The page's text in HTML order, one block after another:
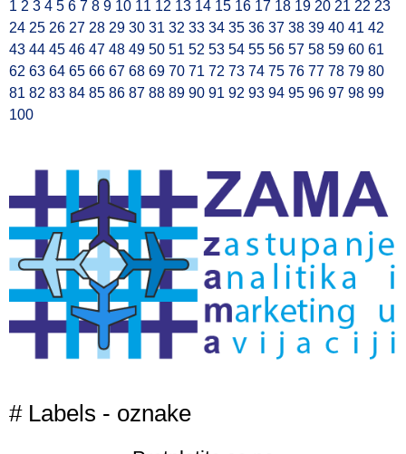
1 2 3 4 5 6 7 8 9 10 11 12 13 14 15 16 17 18 19 20 21 22 23
24 25 26 27 28 29 30 31 32 33 34 35 36 37 38 39 40 41 42
43 44 45 46 47 48 49 50 51 52 53 54 55 56 57 58 59 60 61
62 63 64 65 66 67 68 69 70 71 72 73 74 75 76 77 78 79 80
81 82 83 84 85 86 87 88 89 90 91 92 93 94 95 96 97 98 99
100
# Labels - oznake